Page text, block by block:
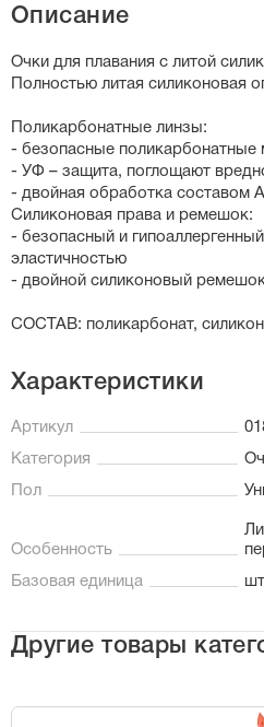
Описание
Очки для плавания с литой
Полностью литая силиконовая
Поликарбонатные линзы:
- безопасные поликарбонатные
- УФ – защита, поглощают
- двойная обработка составом
Силиконовая права и ремешок:
- безопасный и
эластичностью
- двойной силиконовый
СОСТАВ: поликарбонат, силикон
Характеристики
Артикул
Категория
Пол
Особенность
Базовая единица шт
Другие товары